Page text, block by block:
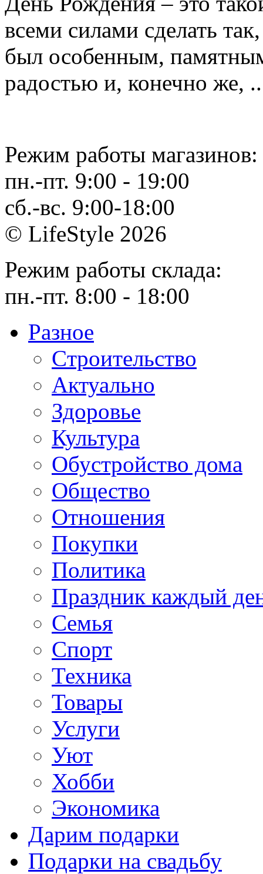
всеми силами сделать
был особенным,
радостью и, конечно же,
Режим работы магазинов:
пн.-пт. 9:00 - 19:00
сб.-вс. 9:00-18:00
© LifeStyle 2026
Режим работы склада:
пн.-пт. 8:00 - 18:00
Разное
Cтроительство
Актуально
Здоровье
Культура
Обустройство дома
Общество
Отношения
Покупки
Политика
Праздник каждый
Семья
Спорт
Техника
Товары
Услуги
Уют
Хобби
Экономика
Дарим подарки
Подарки на свадьбу